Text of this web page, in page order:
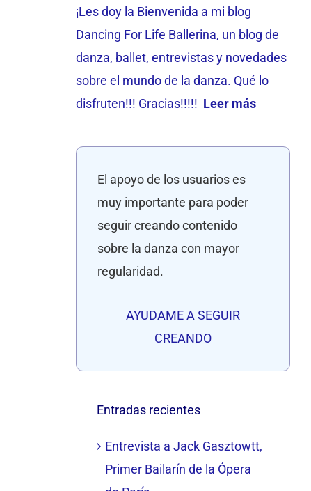
¡Les doy la Bienvenida a mi blog
Dancing For Life Ballerina, un blog de
danza, ballet, entrevistas y novedades
sobre el mundo de la danza. Qué lo
disfruten!!! Gracias!!!!! Leer más
El apoyo de los usuarios es
muy importante para poder
seguir creando contenido
sobre la danza con mayor
regularidad.
AYUDAME A SEGUIR
CREANDO
Entradas recientes
Entrevista a Jack Gasztowtt,
Primer Bailarín de la Ópera